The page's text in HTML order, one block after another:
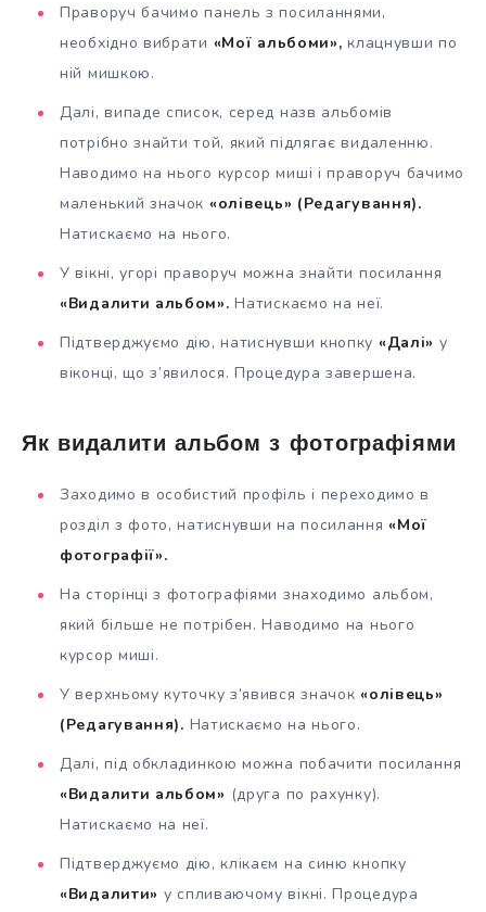
Праворуч бачимо панель з посиланнями,
необхідно вибрати «Мої альбоми», клацнувши по
ній мишкою.
Далі, випаде список, серед назв альбомів
потрібно знайти той, який підлягає видаленню.
Наводимо на нього курсор миші і праворуч бачимо
маленький значок «олівець» (Редагування).
Натискаємо на нього.
У вікні, угорі праворуч можна знайти посилання
«Видалити альбом». Натискаємо на неї.
Підтверджуємо дію, натиснувши кнопку «Далі» у
віконці, що з’явилося. Процедура завершена.
Як видалити альбом з фотографіями
Заходимо в особистий профіль і переходимо в
розділ з фото, натиснувши на посилання«Мої
фотографії».
На сторінці з фотографіями знаходимо альбом,
який більше не потрібен. Наводимо на нього
курсор миші.
У верхньому куточку з’явився значок «олівець»
(Редагування). Натискаємо на нього.
Далі, під обкладинкою можна побачити посилання
«Видалити альбом» (друга по рахунку).
Натискаємо на неї.
Підтверджуємо дію, клікаєм на синю кнопку
«Видалити» у спливаючому вікні. Процедура